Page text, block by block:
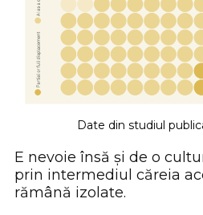
Date din studiul
E nevoie însă și de o
prin intermediul căreia
rămână izolate.